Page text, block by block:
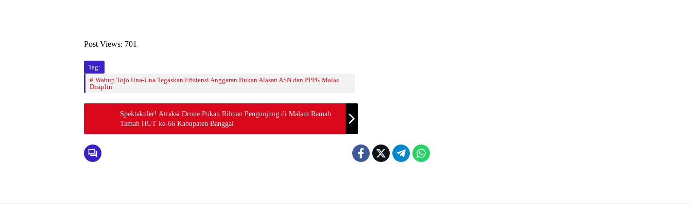
Post Views: 701
Tag:
Wabup Tojo Una-Una Tegaskan Efisiensi Anggaran Bukan Alasan ASN dan PPPK Malas
Disiplin
Spektakuler! Atraksi Drone Pukau Ribuan Pengunjung di Malam Ramah
Tamah HUT ke-66 Kabupaten Banggai